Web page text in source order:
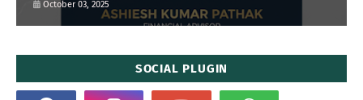
October 03, 2025
SOCIAL PLUGIN